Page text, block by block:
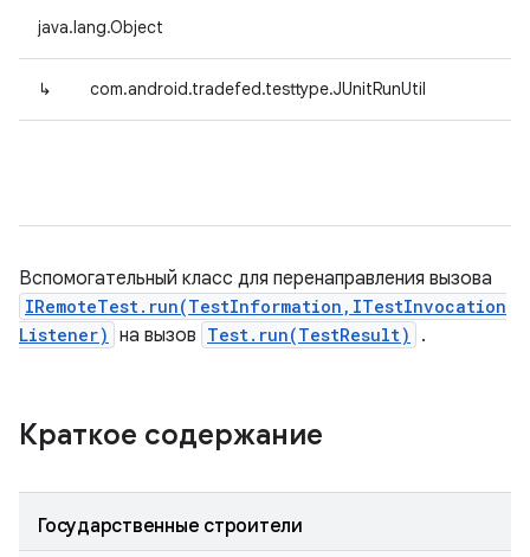
java.lang.Object
↳ com.android.tradefed.testtype.JUnitRunUtil
Вспомогательный класс для перенаправления вызова
IRemoteTest.run(TestInformation,ITestInvocation
Listener) на вызов Test.run(TestResult) .
Краткое содержание
Государственные строители